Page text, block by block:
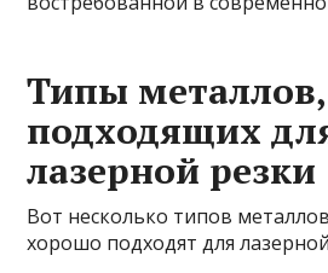
Типы металлов,
подходящих
лазерной резки
Вот несколько типов
хорошо подходят для